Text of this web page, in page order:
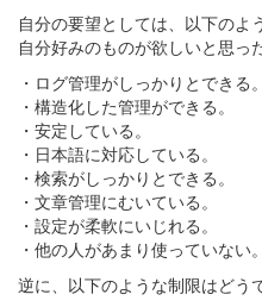
自分の要望としては、以下のよ
自分好みのものが欲しいと思っ
・ログ管理がしっかりとできる。
・構造化した管理ができる。
・安定している。
・日本語に対応している。
・検索がしっかりとできる。
・文章管理にむいている。
・設定が柔軟にいじれる。
・他の人があまり使っていない。
逆に、以下のような制限はどう